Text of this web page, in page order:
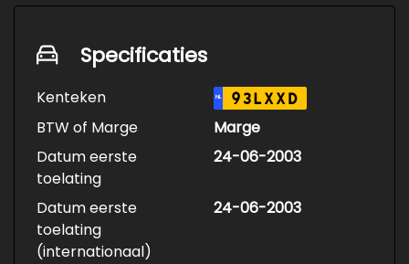
Specificaties
Kenteken NL 93LXXD
BTW of Marge
Marge
Datum eerste
toelating
24-06-2003
Datum eerste
toelating
(internationaal)
24-06-2003